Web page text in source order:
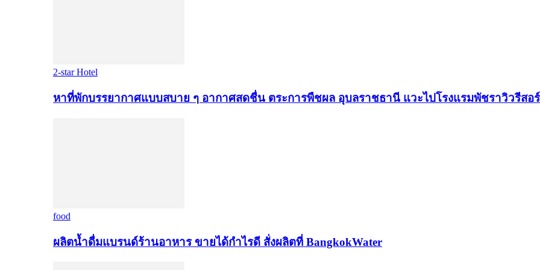
2-star Hotel
หาที่พักบรรยากาศแบบสบาย ๆ อากาศสดชื่น ตระการพืชผล อุบลราชธานี แวะไปโรงแรมพัชราวิวรีสอ
food
ผลิตน้ำดื่มแบรนด์ร้านอาหาร ขายได้กำไรดี สั่งผลิตที่ BangkokWater